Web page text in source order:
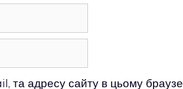
та адресу сайту в цьому